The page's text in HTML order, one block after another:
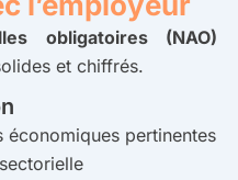
obligatoires (NAO)
et chiffrés.
économiques pertinentes